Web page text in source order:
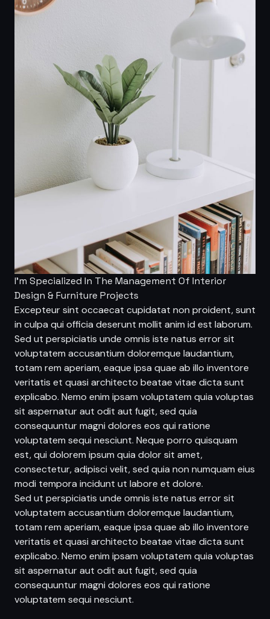
I'm Specialized In The Management Of Interior
Design & Furniture Projects
Excepteur sint occaecat cupidatat non proident, sunt
in culpa qui officia deserunt mollit anim id est laborum.
Sed ut perspiciatis unde omnis iste natus error sit
voluptatem accusantium doloremque laudantium,
totam rem aperiam, eaque ipsa quae ab illo inventore
veritatis et quasi architecto beatae vitae dicta sunt
explicabo. Nemo enim ipsam voluptatem quia voluptas
sit aspernatur aut odit aut fugit, sed quia
consequuntur magni dolores eos qui ratione
voluptatem sequi nesciunt. Neque porro quisquam
est, qui dolorem ipsum quia dolor sit amet,
consectetur, adipisci velit, sed quia non numquam eius
modi tempora incidunt ut labore et dolore.
Sed ut perspiciatis unde omnis iste natus error sit
voluptatem accusantium doloremque laudantium,
totam rem aperiam, eaque ipsa quae ab illo inventore
veritatis et quasi architecto beatae vitae dicta sunt
explicabo. Nemo enim ipsam voluptatem quia voluptas
sit aspernatur aut odit aut fugit, sed quia
consequuntur magni dolores eos qui ratione
voluptatem sequi nesciunt.